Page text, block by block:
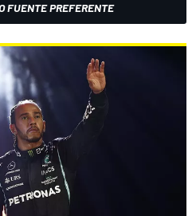
FUENTE PREFERENTE